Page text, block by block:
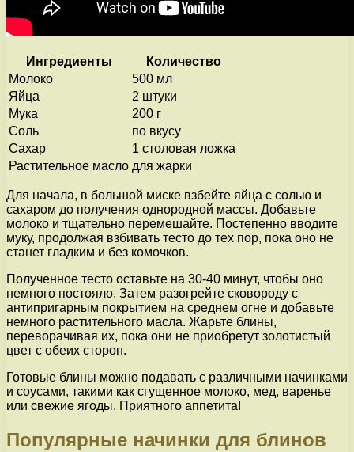
Ингредиенты
Количество
Молоко
500 мл
Яйца
2 штуки
Мука
200 г
Соль
по вкусу
Сахар
1 столовая ложка
Растительное масло для жарки
Для начала, в большой миске взбейте яйца с солью и
сахаром до получения однородной массы. Добавьте
молоко и тщательно перемешайте. Постепенно вводите
муку, продолжая взбивать тесто до тех пор, пока оно не
станет гладким и без комочков.
Полученное тесто оставьте на 30-40 минут, чтобы оно
немного постояло. Затем разогрейте сковороду с
антипригарным покрытием на среднем огне и добавьте
немного растительного масла. Жарьте блины,
переворачивая их, пока они не приобретут золотистый
цвет с обеих сторон.
Готовые блины можно подавать с различными начинками
и соусами, такими как сгущенное молоко, мед, варенье
или свежие ягоды. Приятного аппетита!
Популярные начинки для блинов